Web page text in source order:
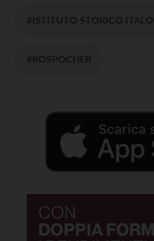
#ISTITUTO STORICO
#ROSPOCHER